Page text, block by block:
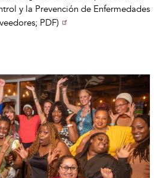
y la Prevención de Enfermedades
PDF)